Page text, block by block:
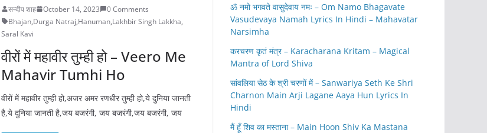
सन्दीप शाह October 14, 2023
0 Comments
Bhajan,Durga Natraj,Hanuman,Lakhbir Singh Lakkha,
Saral Kavi
वीरों में महावीर तुम्ही हो – Veero Me
Mahavir Tumhi Ho
वीरों में महावीर तुम्ही हो,अजर अमर रणधीर तुम्ही हो,ये दुनिया जानती
है,ये दुनिया जानती है,जय बजरंगी, जय बजरंगी,जय बजरंगी, जय
ॐ नमो भगवते वासुदेवाय नमः – Om Namo Bhagavate
Vasudevaya Namah Lyrics In Hindi – Mahavatar
Narsimha
करचरण कृतं मंत्र – Karacharana Kritam – Magical
Mantra of Lord Shiva
सांवलिया सेठ के श्री चरणों में – Sanwariya Seth Ke Shri
Charnon Main Arji Lagane Aaya Hun Lyrics In
Hindi
मैं हूँ शिव का मस्ताना – Main Hoon Shiv Ka Mastana